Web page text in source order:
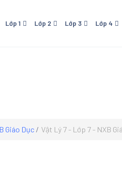
Lớp 1 Lớp 2 Lớp 3
Xem và Download Trọn bộ Sách
Lớp 4
Giáo Dục Vật Lý 7 - Lớp 7 - NXB